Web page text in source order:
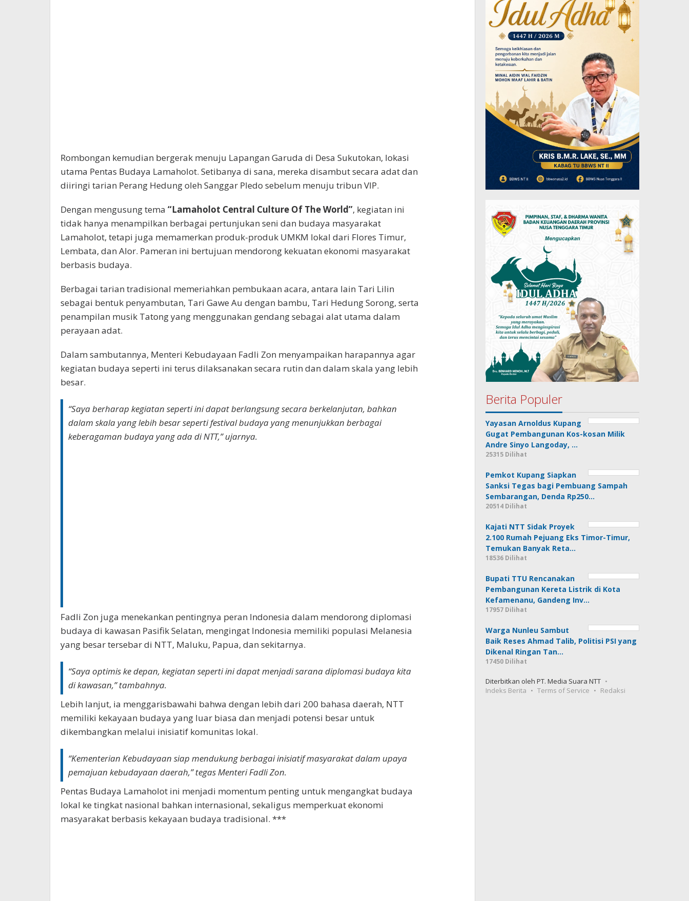
Rombongan kemudian bergerak menuju Lapangan Garuda di Desa Sukutokan, lokasi
utama Pentas Budaya Lamaholot. Setibanya di sana, mereka disambut secara adat dan
diiringi tarian Perang Hedung oleh Sanggar Pledo sebelum menuju tribun VIP.
Dengan mengusung tema “Lamaholot Central Culture Of The World”, kegiatan ini
tidak hanya menampilkan berbagai pertunjukan seni dan budaya masyarakat
Lamaholot, tetapi juga memamerkan produk-produk UMKM lokal dari Flores Timur,
Lembata, dan Alor. Pameran ini bertujuan mendorong kekuatan ekonomi masyarakat
berbasis budaya.
Berbagai tarian tradisional memeriahkan pembukaan acara, antara lain Tari Lilin
sebagai bentuk penyambutan, Tari Gawe Au dengan bambu, Tari Hedung Sorong, serta
penampilan musik Tatong yang menggunakan gendang sebagai alat utama dalam
perayaan adat.
Dalam sambutannya, Menteri Kebudayaan Fadli Zon menyampaikan harapannya agar
kegiatan budaya seperti ini terus dilaksanakan secara rutin dan dalam skala yang lebih
besar.
“Saya berharap kegiatan seperti ini dapat berlangsung secara berkelanjutan, bahkan
dalam skala yang lebih besar seperti festival budaya yang menunjukkan berbagai
keberagaman budaya yang ada di NTT,” ujarnya.
Fadli Zon juga menekankan pentingnya peran Indonesia dalam mendorong diplomasi
budaya di kawasan Pasifik Selatan, mengingat Indonesia memiliki populasi Melanesia
yang besar tersebar di NTT, Maluku, Papua, dan sekitarnya.
“Saya optimis ke depan, kegiatan seperti ini dapat menjadi sarana diplomasi budaya kita
di kawasan,” tambahnya.
Lebih lanjut, ia menggarisbawahi bahwa dengan lebih dari 200 bahasa daerah, NTT
memiliki kekayaan budaya yang luar biasa dan menjadi potensi besar untuk
dikembangkan melalui inisiatif komunitas lokal.
“Kementerian Kebudayaan siap mendukung berbagai inisiatif masyarakat dalam upaya
pemajuan kebudayaan daerah,” tegas Menteri Fadli Zon.
Pentas Budaya Lamaholot ini menjadi momentum penting untuk mengangkat budaya
lokal ke tingkat nasional bahkan internasional, sekaligus memperkuat ekonomi
masyarakat berbasis kekayaan budaya tradisional. ***
Berita Populer
Yayasan Arnoldus Kupang
Gugat Pembangunan Kos-kosan Milik
Andre Sinyo Langoday, …
25315 Dilihat
Pemkot Kupang Siapkan
Sanksi Tegas bagi Pembuang Sampah
Sembarangan, Denda Rp250…
20514 Dilihat
Kajati NTT Sidak Proyek
2.100 Rumah Pejuang Eks Timor-Timur,
Temukan Banyak Reta…
18536 Dilihat
Bupati TTU Rencanakan
Pembangunan Kereta Listrik di Kota
Kefamenanu, Gandeng Inv…
17957 Dilihat
Warga Nunleu Sambut
Baik Reses Ahmad Talib, Politisi PSI yang
Dikenal Ringan Tan…
17450 Dilihat
Diterbitkan oleh PT. Media Suara NTT
Indeks Berita
Terms of Service Redaksi